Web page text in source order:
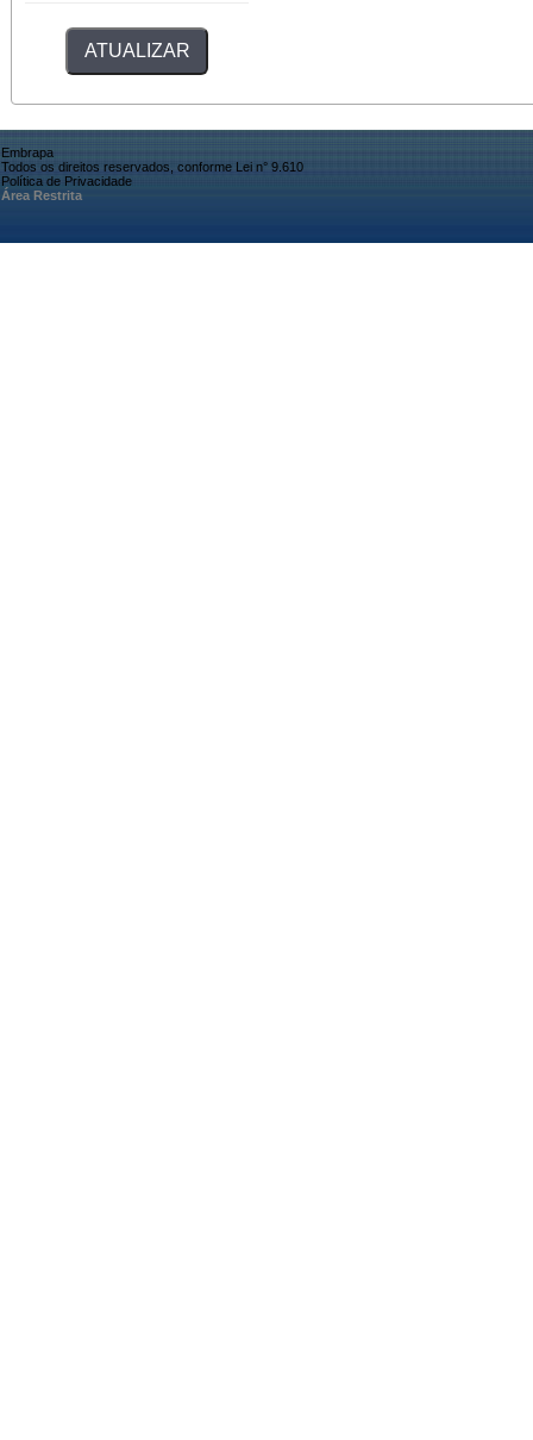
Embrapa
Todos os direitos reservados, conforme Lei n° 9.610
Política de Privacidade
Área Restrita